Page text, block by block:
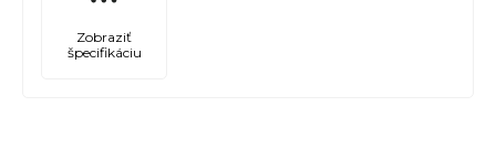
Zobraziť
špecifikáciu